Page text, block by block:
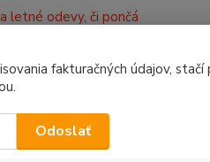
letné odevy, či pončá
fakturačných údajov, stačí
Odoslať